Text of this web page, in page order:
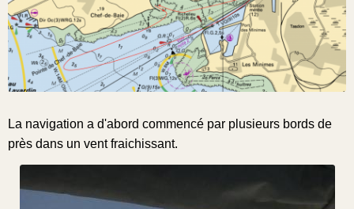
La navigation a d'abord commencé par plusieurs bords de
près dans un vent fraichissant.